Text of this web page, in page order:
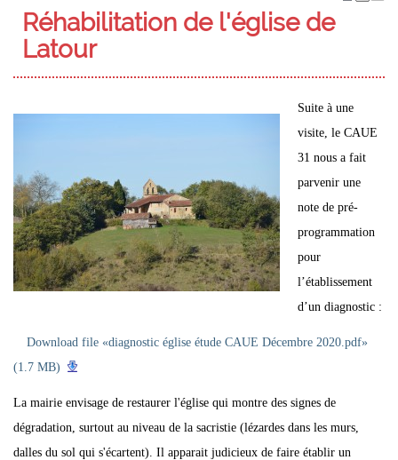
Réhabilitation de l'église de
Latour
Suite à une
visite, le CAUE
31 nous a fait
parvenir une
note de pré-
programmation
pour
l’établissement
d’un diagnostic :
Download file «diagnostic église étude CAUE Décembre 2020.pdf»
(1.7 MB)
La mairie envisage de restaurer l'église qui montre des signes de
dégradation, surtout au niveau de la sacristie (lézardes dans les murs,
dalles du sol qui s'écartent). Il apparait judicieux de faire établir un